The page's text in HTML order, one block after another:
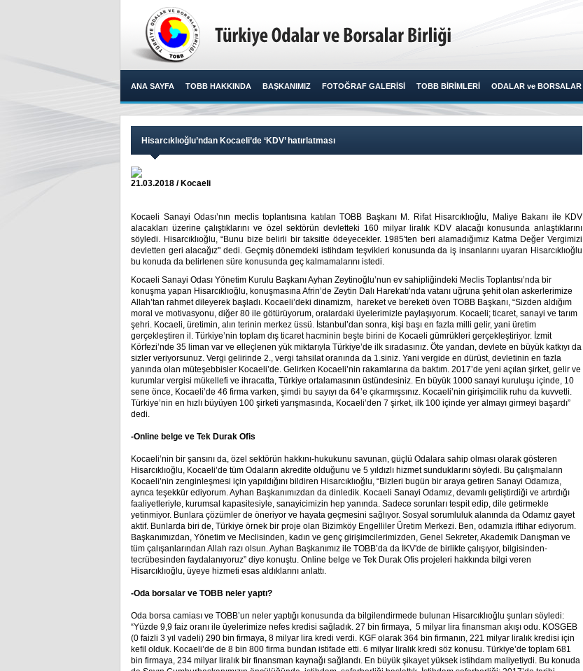
ANA SAYFA TOBB HAKKINDA BAŞKANIMIZ FOTOĞRAF GALERİSİ TOBB BİRİMLERİ ODALAR ve BORSALAR
Hisarcıklıoğlu’ndan Kocaeli’de ‘KDV’ hatırlatması
21.03.2018 / Kocaeli
Kocaeli Sanayi Odası’nın meclis toplantısına katılan TOBB Başkanı M. Rifat Hisarcıklıoğlu, Maliye Bakanı ile KDV
alacakları üzerine çalıştıklarını ve özel sektörün devletteki 160 milyar liralık KDV alacağı konusunda anlaştıklarını
söyledi. Hisarcıklıoğlu, “Bunu bize belirli bir taksitle ödeyecekler. 1985'ten beri alamadığımız Katma Değer Vergimizi
devletten geri alacağız" dedi. Geçmiş dönemdeki istihdam teşvikleri konusunda da iş insanlarını uyaran Hisarcıklıoğlu
bu konuda da belirlenen süre konusunda geç kalmamalarını istedi.​
Kocaeli Sanayi Odası Yönetim Kurulu Başkanı Ayhan Zeytinoğlu’nun ev sahipliğindeki Meclis Toplantısı’nda bir
konuşma yapan Hisarcıklıoğlu, konuşmasına Afrin’de Zeytin Dalı Harekatı’nda vatanı uğruna şehit olan askerlerimize
Allah’tan rahmet dileyerek başladı. Kocaeli’deki dinamizm, hareket ve bereketi öven TOBB Başkanı, “Sizden aldığım
moral ve motivasyonu, diğer 80 ile götürüyorum, oralardaki üyelerimizle paylaşıyorum. Kocaeli; ticaret, sanayi ve tarım
şehri. Kocaeli, üretimin, alın terinin merkez üssü. İstanbul’dan sonra, kişi başı en fazla milli gelir, yani üretim
gerçekleştiren il. Türkiye’nin toplam dış ticaret hacminin beşte birini de Kocaeli gümrükleri gerçekleştiriyor. İzmit
Körfezi’nde 35 liman var ve elleçlenen yük miktarıyla Türkiye’de ilk sıradasınız. Öte yandan, devlete en büyük katkıyı da
sizler veriyorsunuz. Vergi gelirinde 2., vergi tahsilat oranında da 1.siniz. Yani vergide en dürüst, devletinin en fazla
yanında olan müteşebbisler Kocaeli’de. Gelirken Kocaeli’nin rakamlarına da baktım. 2017’de yeni açılan şirket, gelir ve
kurumlar vergisi mükellefi ve ihracatta, Türkiye ortalamasının üstündesiniz. En büyük 1000 sanayi kuruluşu içinde, 10
sene önce, Kocaeli’de 46 firma varken, şimdi bu sayıyı da 64’e çıkarmışsınız. Kocaeli’nin girişimcilik ruhu da kuvvetli.
Türkiye’nin en hızlı büyüyen 100 şirketi yarışmasında, Kocaeli’den 7 şirket, ilk 100 içinde yer almayı girmeyi başardı”
dedi.
-Online belge ve Tek Durak Ofis
Kocaeli’nin bir şansını da, özel sektörün hakkını-hukukunu savunan, güçlü Odalara sahip olması olarak gösteren
Hisarcıklıoğlu, Kocaeli’de tüm Odaların akredite olduğunu ve 5 yıldızlı hizmet sunduklarını söyledi. Bu çalışmaların
Kocaeli’nin zenginleşmesi için yapıldığını bildiren Hisarcıklıoğlu, “Bizleri bugün bir araya getiren Sanayi Odamıza,
ayrıca teşekkür ediyorum. Ayhan Başkanımızdan da dinledik. Kocaeli Sanayi Odamız, devamlı geliştirdiği ve artırdığı
faaliyetleriyle, kurumsal kapasitesiyle, sanayicimizin hep yanında. Sadece sorunları tespit edip, dile getirmekle
yetinmiyor. Bunlara çözümler de öneriyor ve hayata geçmesini sağlıyor. Sosyal sorumluluk alanında da Odamız gayet
aktif. Bunlarda biri de, Türkiye örnek bir proje olan Bizimköy Engelliler Üretim Merkezi. Ben, odamızla iftihar ediyorum.
Başkanımızdan, Yönetim ve Meclisinden, kadın ve genç girişimcilerimizden, Genel Sekreter, Akademik Danışman ve
tüm çalışanlarından Allah razı olsun. Ayhan Başkanımız ile TOBB’da da İKV'de de birlikte çalışıyor, bilgisinden-
tecrübesinden faydalanıyoruz” diye konuştu. Online belge ve Tek Durak Ofis projeleri hakkında bilgi veren
Hisarcıklıoğlu, üyeye hizmeti esas aldıklarını anlattı.
-Oda borsalar ve TOBB neler yaptı?
Oda borsa camiası ve TOBB’un neler yaptığı konusunda da bilgilendirmede bulunan Hisarcıklıoğlu şunları söyledi:
“Yüzde 9,9 faiz oranı ile üyelerimize nefes kredisi sağladık. 27 bin firmaya, 5 milyar lira finansman akışı odu. KOSGEB
(0 faizli 3 yıl vadeli) 290 bin firmaya, 8 milyar lira kredi verdi. KGF olarak 364 bin firmanın, 221 milyar liralık kredisi için
kefil olduk. Kocaeli’de de 8 bin 800 firma bundan istifade etti. 6 milyar liralık kredi söz konusu. Türkiye’de toplam 681
bin firmaya, 234 milyar liralık bir finansman kaynağı sağlandı. En büyük şikayet yüksek istihdam maliyetiydi. Bu konuda